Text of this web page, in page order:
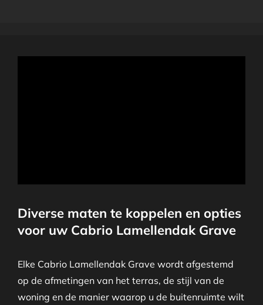
Diverse maten te koppelen en opties
voor uw Cabrio Lamellendak Grave
Elke Cabrio Lamellendak Grave wordt afgestemd
op de afmetingen van het terras, de stijl van de
woning en de manier waarop u de buitenruimte wilt